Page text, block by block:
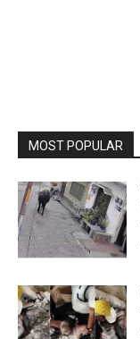
MOST POPULAR